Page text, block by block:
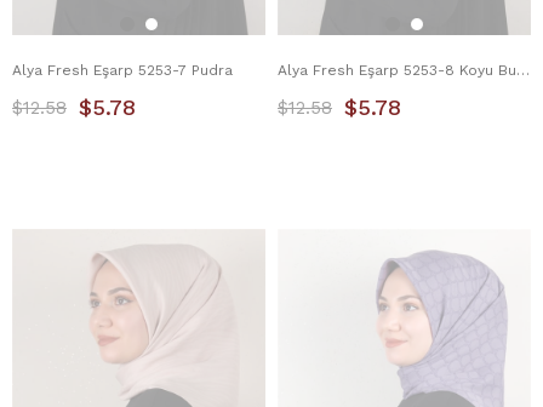
Alya Fresh Eşarp 5253-7 Pudra
$5.78
$12.58
Alya Fresh Eşarp 5253-8 Koyu Buz Mavisi
$5.78
$12.58